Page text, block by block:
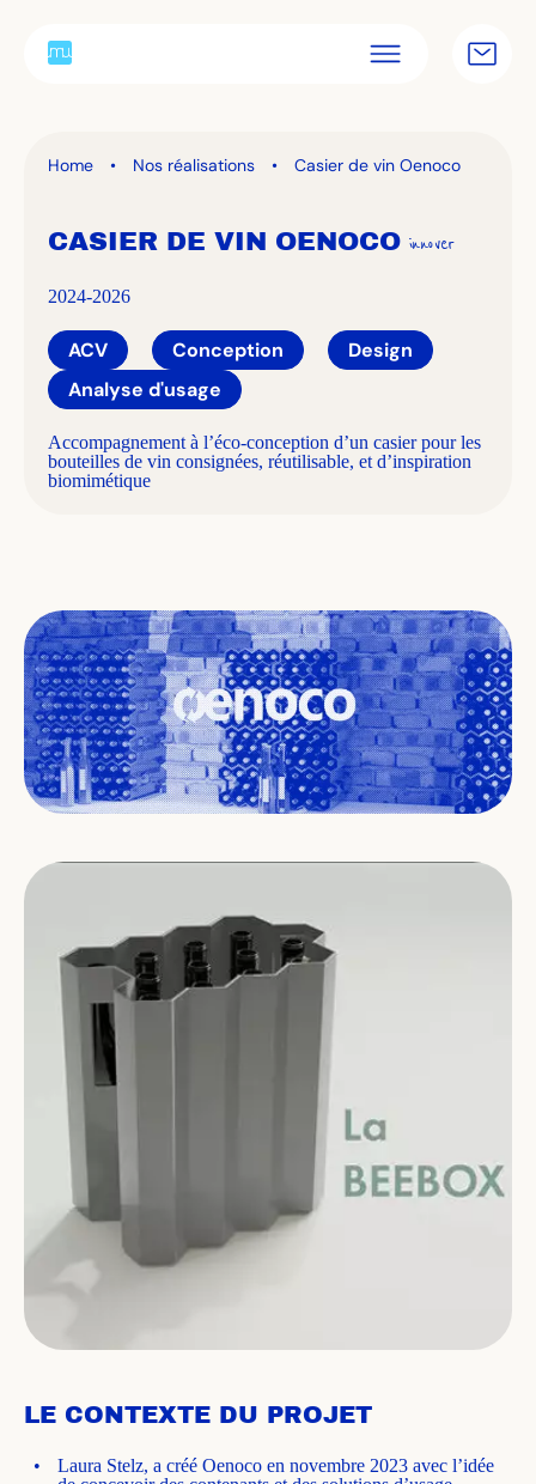
Nos réalisations
Notre agence
Nos actus
Home • Nos réalisations • Casier de vin Oenoco
CASIER DE VIN OENOCO innover
2024-2026
ACV Conception
Design
Analyse d'usage
Accompagnement à l’éco-conception d’un casier pour les
bouteilles de vin consignées, réutilisable, et d’inspiration
biomimétique
LE CONTEXTE DU PROJET
Laura Stelz, a créé Oenoco en novembre 2023 avec l’idée